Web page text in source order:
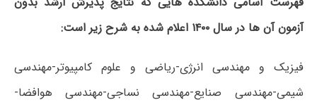
آزمون آن ها در سال ۱۴۰۰ اعلام شده به شرح زیر است:
فیزیک و مهندسی انرژی-ریاضی و علوم کامپیوتر-مهندسی
شیمی-مهندسی صنایع-مهندسی نساجی-مهندسی هوافضا-